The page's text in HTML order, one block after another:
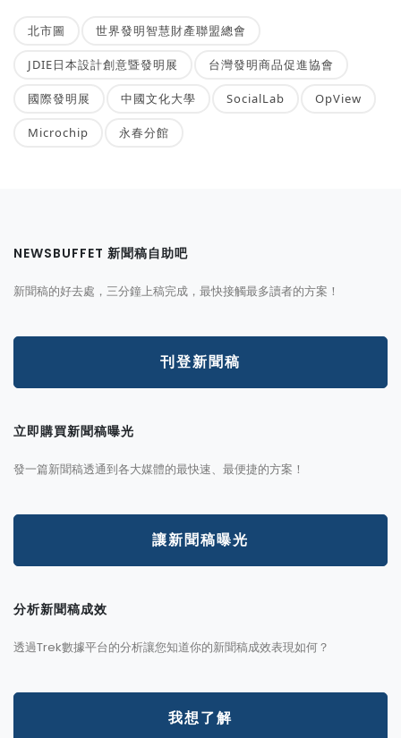
北市圖 世界發明智慧財產聯盟總會
JDIE日本設計創意暨發明展 台灣發明商品促進協會
國際發明展 中國文化大學 SocialLab OpView
Microchip 永春分館
NEWSBUFFET 新聞稿自助吧
新聞稿的好去處，三分鐘上稿完成，最快接觸最多讀者的方案！
刊登新聞稿
立即購買新聞稿曝光
發一篇新聞稿透通到各大媒體的最快速、最便捷的方案！
讓新聞稿曝光
分析新聞稿成效
透過Trek數據平台的分析讓您知道你的新聞稿成效表現如何？
我想了解